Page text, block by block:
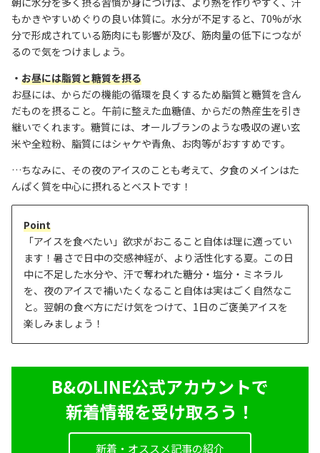
もかきやすいめぐりの良い体質に。水分が不足すると、70%が水
分で形成されている筋肉にも影響が及び、筋肉量の低下につなが
るので気をつけましょう。
・ お昼には脂質と糖質を摂る
お昼には、からだの機能の循環を良くするため脂質と糖質を含ん
だものを摂ること。午前に整えた血糖値、からだの熱産生を引き
継いでくれます。 糖質には、オールブランのような吸収の遅い玄
米や全粒粉、脂質にはシャケや青魚、お肉等がおすすめです。
…ちなみに、その夜のアイスのことも考えて、夕食のメインはた
んぱく質を中心に摂れるとベストです！
Point
「アイスを食べたい」欲求がおこること自体は理に適ってい
ます！暑さで日中の交感神経が、より活性化する夏。この日
中に不足した水分や、汗で奪われた糖分・塩分・ミネラル
を、夜のアイスで補いたくなること自体は実はごく自然なこ
と。翌朝の食べ方にだけ気をつけて、1日のご褒美アイスを
楽しみましょう！
B&のLINE公式アカウントで
新着情報を受け取ろう！
新着・オススメ記事の紹介